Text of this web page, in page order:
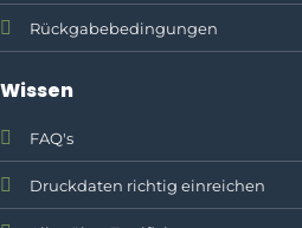
Rückgabebedingungen
Wissen
FAQ's
Druckdaten richtig einreichen